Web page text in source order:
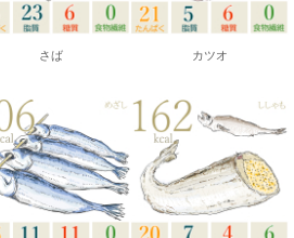
さば カツオ